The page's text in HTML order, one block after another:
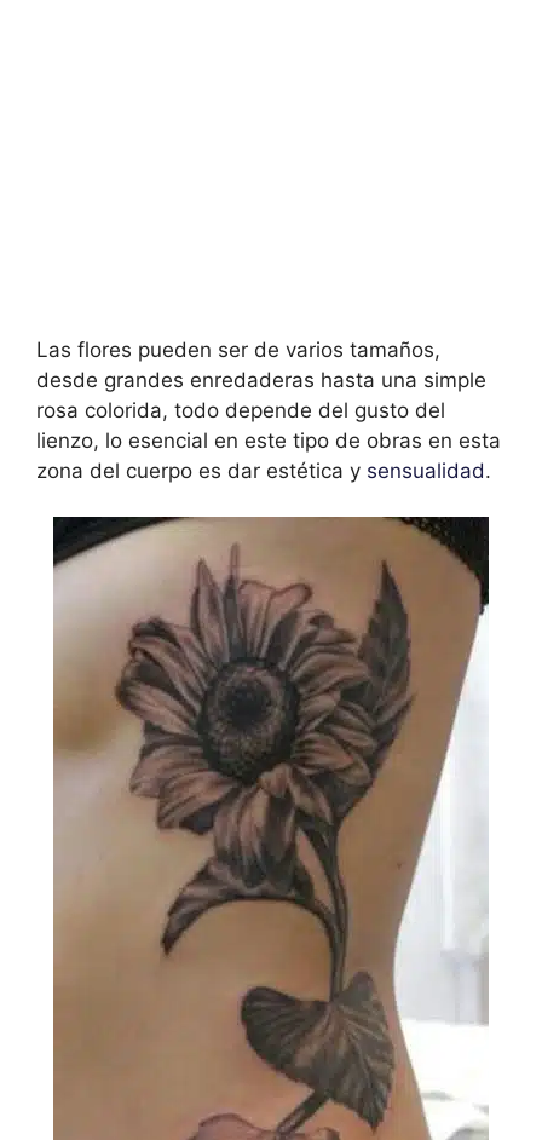
Las flores pueden ser de varios tamaños,
desde grandes enredaderas hasta una simple
rosa colorida, todo depende del gusto del
lienzo, lo esencial en este tipo de obras en esta
zona del cuerpo es dar estética y sensualidad.